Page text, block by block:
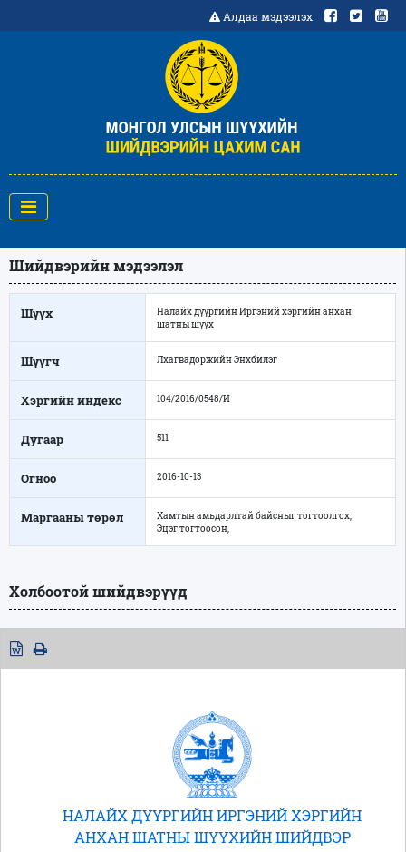
Алдаа мэдээлэх
Шийдвэрийн мэдээлэл
Шүүх
Налайх дүүргийн Иргэний хэргийн анхан
шатны шүүх
Шүүгч Лхагвадоржийн Энхбилэг
Хэргийн индекс 104/2016/0548/И
Дугаар 511
Огноо 2016-10-13
Маргааны төрөл
Хамтын амьдарлтай байсныг тогтоолгох,
Эцэг тогтоосон,
Холбоотой шийдвэрүүд
НАЛАЙХ ДҮҮРГИЙН ИРГЭНИЙ ХЭРГИЙН
АНХАН ШАТНЫ ШҮҮХИЙН ШИЙДВЭР